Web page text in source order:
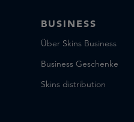
BUSINESS
Über Skins Business
Business Geschenke
Skins distribution